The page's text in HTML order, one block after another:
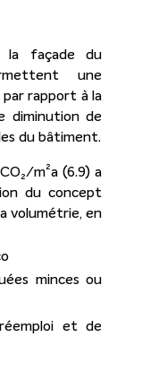
la façade du
une
rapport à la
diminution de
du bâtiment.
m²a (6.9) a
du concept
volumétrie, en
minces ou
et de